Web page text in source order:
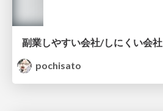
副業しやすい会社/しにくい会社
pochisato